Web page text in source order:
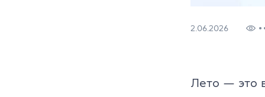
2.06.2026
Лето — это